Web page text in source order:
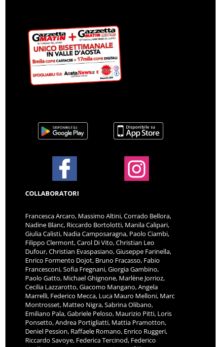
COLLABORATORI
Francesca Arcaro, Massimo Altini, Corrado Bellora,
Nadine Blanc, Riccardo Bortolotti, Manila Calipari,
Giulia Calisti, Nadia Camposaragna, Paolo Ciambi,
Filippo Clermont, Carol Di Vito, Christian Leo
Dufour, Christian Evaspasiano, Giuseppe Farinella,
Enrico Formento Dojot, Bruno Fracasso, Fabio
Francesconi, Sofia Fregnani, Giorgia Gambino,
Paolo Gatto, Michael Ghignone, Marlène Jorrioz,
Cecilia Lazzarotto, Giacomo Mangano, Angela
Marrelli, Federico Mecca, Luca Mauro Melloni, Marc
Montrosset, Matteo Nigra, Sabrina Olibano,
Emiliano Pala, Gabriele Peloso, Maurizio Pitti, Loris
Ponsetto, Andrea Portigliatti, Mattia Pramotton,
Deniel Pession, Raffaele Romano, Enrico Ruggeri,
Riccardo Savoye, Federica Tercinod, Federico